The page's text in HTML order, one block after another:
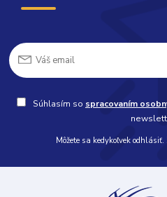
Súhlasím so spracovaním
Môžete sa kedykoľvek